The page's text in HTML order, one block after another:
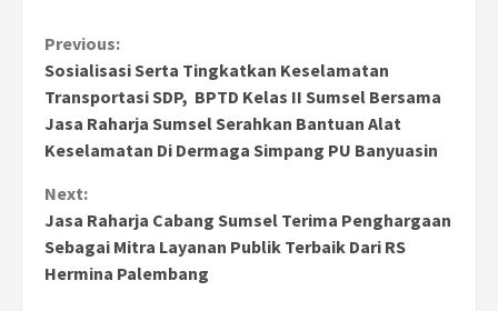
Continue
Reading
Previous:
Sosialisasi Serta Tingkatkan Keselamatan
Transportasi SDP, BPTD Kelas II Sumsel Bersama
Jasa Raharja Sumsel Serahkan Bantuan Alat
Keselamatan Di Dermaga Simpang PU Banyuasin
Next:
Jasa Raharja Cabang Sumsel Terima Penghargaan
Sebagai Mitra Layanan Publik Terbaik Dari RS
Hermina Palembang